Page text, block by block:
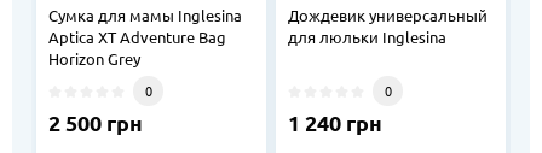
Сумка для мамы Inglesina
Aptica XT Adventure Bag
Horizon Grey
0
2 500 грн
Дождевик универсальный
для люльки Inglesina
0
1 240 грн